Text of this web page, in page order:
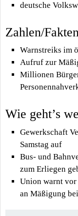
deutsche
Zahlen/
Warnstreiks im
Aufruf zur
Millionen
Wie geht’s
Gewerkschaft
Samstag auf
Bus- und
zum Erliegen
Union warnt
an Mäßigung